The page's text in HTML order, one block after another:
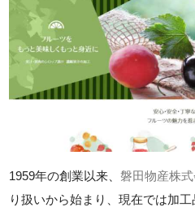
1959年の創業以来、磐田物産株
り扱いから始まり、現在では加